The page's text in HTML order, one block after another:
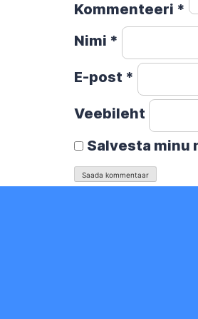
Kommenteeri *
Nimi *
E-post *
Veebileht
Salvesta minu